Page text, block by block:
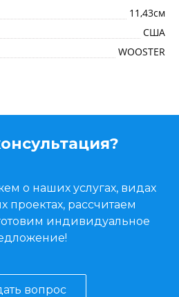
11,43см
США
WOOSTER
о наших услугах, видах
проектах, рассчитаем
индивидуальное
вопрос